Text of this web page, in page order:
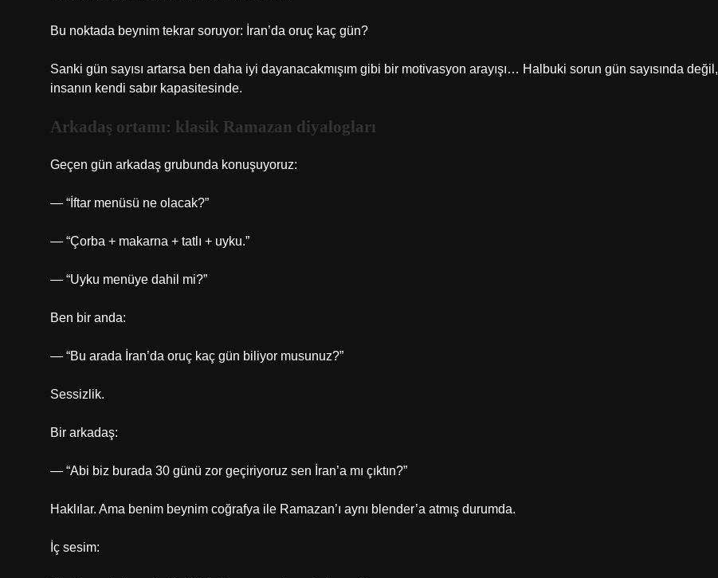
Bu noktada beynim tekrar soruyor: İran’da oruç kaç gün?
Sanki gün sayısı artarsa ben daha iyi dayanacakmışım gibi bir motivasyon arayışı… Halbuki sorun gün sayısında değil,
insanın kendi sabır kapasitesinde.
Arkadaş ortamı: klasik Ramazan diyalogları
Geçen gün arkadaş grubunda konuşuyoruz:
— “İftar menüsü ne olacak?”
— “Çorba + makarna + tatlı + uyku.”
— “Uyku menüye dahil mi?”
Ben bir anda:
— “Bu arada İran’da oruç kaç gün biliyor musunuz?”
Sessizlik.
Bir arkadaş:
— “Abi biz burada 30 günü zor geçiriyoruz sen İran’a mı çıktın?”
Haklılar. Ama benim beynim coğrafya ile Ramazan’ı aynı blender’a atmış durumda.
İç sesim: